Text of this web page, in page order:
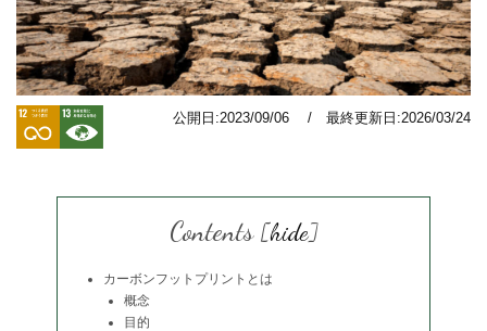
公開日:2023/09/06 / 最終更新日:2026/03/24
Contents [hide]
カーボンフットプリントとは
概念
目的